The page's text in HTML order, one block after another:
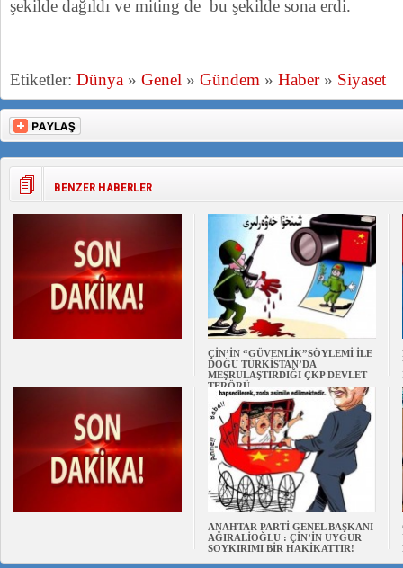
şekilde dağıldı ve miting de bu şekilde sona erdi.
Etiketler: Dünya » Genel » Gündem » Haber» Siyaset
BENZER HABERLER
ÇİN’İN “GÜVENLİK”SÖYLEMİ İLE
DOĞU TÜRKİSTAN’DA
MEŞRULAŞTIRDIĞI ÇKP DEVLET
TERÖRÜ
ANAHTAR PARTİ GENEL BAŞKANI
AĞIRALİOĞLU : ÇİN’İN UYGUR
SOYKIRIMI BİR HAKİKATTIR!